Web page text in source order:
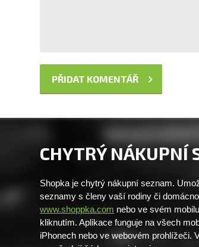
CHYTRÝ NÁKUPNÍ
Shopka je chytrý nákupní seznam.
seznamy s členy vaší rodiny či
www.shoppka.com nebo ve svém
kliknutím. Aplikace funguje na všech
iPhonech nebo ve webovém prohlížeči.